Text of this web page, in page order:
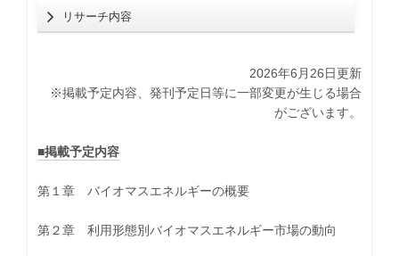
リサーチ内容
2026年6月26日更新
※掲載予定内容、発刊予定日等に一部変更が生じる場合
がございます。
■掲載予定内容
第１章 バイオマスエネルギーの概要
第２章 利用形態別バイオマスエネルギー市場の動向